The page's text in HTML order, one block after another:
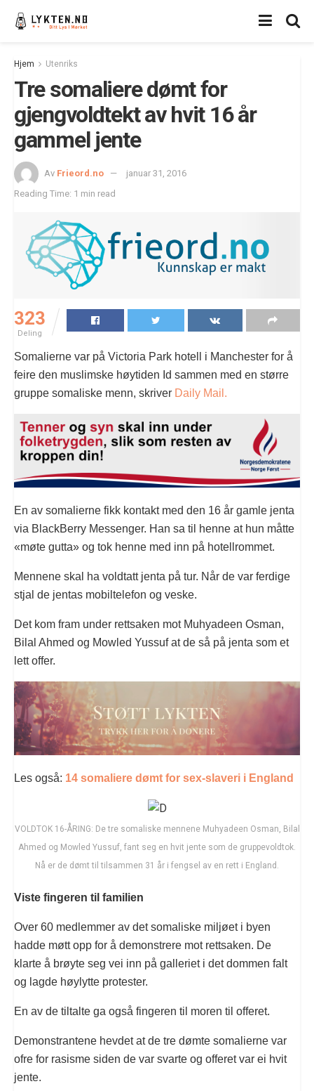
Hjem Utenriks
Tre somaliere dømt for
gjengvoldtekt av hvit 16 år
gammel jente
Av Frieord.no
januar 31, 2016
Reading Time: 1 min read
323
Deling
Somalierne var på Victoria Park hotell i Manchester for å
feire den muslimske høytiden Id sammen med en større
gruppe somaliske menn, skriver Daily Mail.
En av somalierne fikk kontakt med den 16 år gamle jenta
via BlackBerry Messenger. Han sa til henne at hun måtte
«møte gutta» og tok henne med inn på hotellrommet.
Mennene skal ha voldtatt jenta på tur. Når de var ferdige
stjal de jentas mobiltelefon og veske.
Det kom fram under rettsaken mot Muhyadeen Osman,
Bilal Ahmed og Mowled Yussuf at de så på jenta som et
lett offer.
Les også: 14 somaliere dømt for sex-slaveri i England
VOLDTOK 16-ÅRING: De tre somaliske mennene Muhyadeen Osman, Bilal
Ahmed og Mowled Yussuf, fant seg en hvit jente som de gruppevoldtok.
Nå er de dømt til tilsammen 31 år i fengsel av en rett i England.
Viste fingeren til familien
Over 60 medlemmer av det somaliske miljøet i byen
hadde møtt opp for å demonstrere mot rettsaken. De
klarte å brøyte seg vei inn på galleriet i det dommen falt
og lagde høylytte protester.
En av de tiltalte ga også fingeren til moren til offeret.
Demonstrantene hevdet at de tre dømte somalierne var
ofre for rasisme siden de var svarte og offeret var ei hvit
jente.